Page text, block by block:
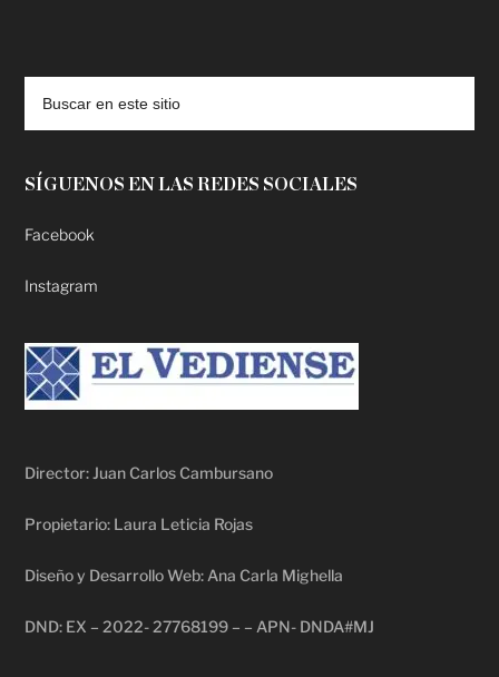
SÍGUENOS EN LAS REDES SOCIALES
Facebook
Instagram
Director: Juan Carlos Cambursano
Propietario: Laura Leticia Rojas
Diseño y Desarrollo Web: Ana Carla Mighella
DND: EX – 2022- 27768199 – – APN- DNDA#MJ